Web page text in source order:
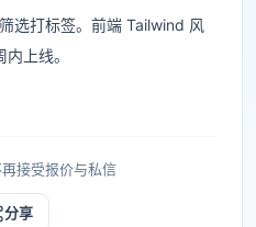
选打标签。前端 Tailwind 风
上线。
接受报价与私信
分享